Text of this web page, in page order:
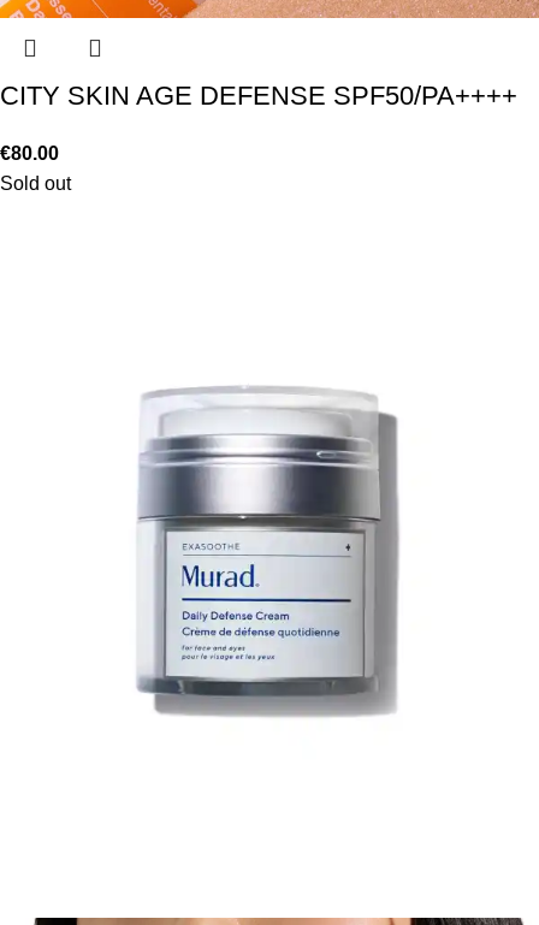
CITY SKIN AGE DEFENSE SPF50/PA++++
€80.00
Sold out